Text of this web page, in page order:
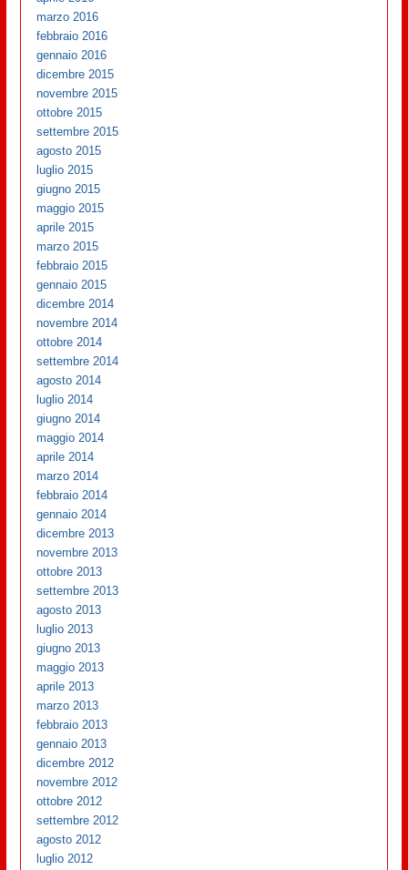
marzo 2016
febbraio 2016
gennaio 2016
dicembre 2015
novembre 2015
ottobre 2015
settembre 2015
agosto 2015
luglio 2015
giugno 2015
maggio 2015
aprile 2015
marzo 2015
febbraio 2015
gennaio 2015
dicembre 2014
novembre 2014
ottobre 2014
settembre 2014
agosto 2014
luglio 2014
giugno 2014
maggio 2014
aprile 2014
marzo 2014
febbraio 2014
gennaio 2014
dicembre 2013
novembre 2013
ottobre 2013
settembre 2013
agosto 2013
luglio 2013
giugno 2013
maggio 2013
aprile 2013
marzo 2013
febbraio 2013
gennaio 2013
dicembre 2012
novembre 2012
ottobre 2012
settembre 2012
agosto 2012
luglio 2012